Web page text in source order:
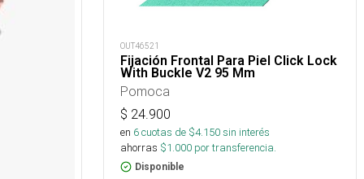
OUT46521
Fijación Frontal Para Piel Click Lock
With Buckle V2 95 Mm
Pomoca
$ 24.900
en 6cuotas de $4.150sin interés
ahorras $1.000 por transferencia.
Disponible